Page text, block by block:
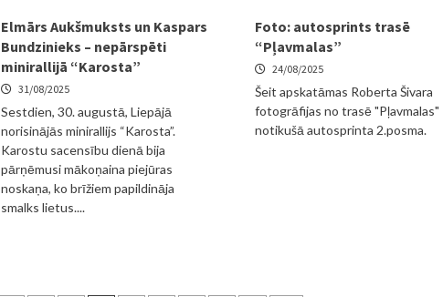
Elmārs Aukšmuksts un Kaspars
Bundzinieks – nepārspēti
minirallijā “Karosta”
31/08/2025
Sestdien, 30. augustā, Liepājā
norisinājās minirallijs “Karosta”.
Karostu sacensību dienā bija
pārņēmusi mākoņaina piejūras
noskaņa, ko brīžiem papildināja
smalks lietus....
Foto: autosprints trasē
“Pļavmalas”
24/08/2025
Šeit apskatāmas Roberta Šivara
fotogrāfijas no trasē "Pļavmalas"
notikušā autosprinta 2.posma.